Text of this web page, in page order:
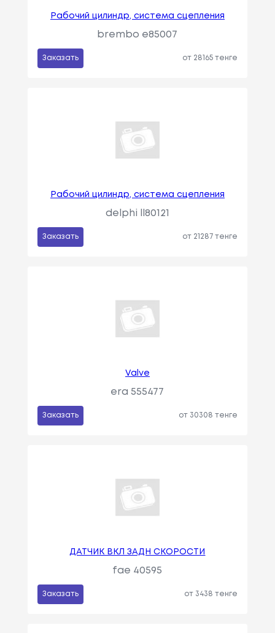
Рабочий цилиндр, система сцепления
brembo e85007
Заказать от 28165 тенге
Рабочий цилиндр, система сцепления
delphi ll80121
Заказать от 21287 тенге
Valve
era 555477
Заказать от 30308 тенге
ДАТЧИК ВКЛ ЗАДН СКОРОСТИ
fae 40595
Заказать от 3438 тенге